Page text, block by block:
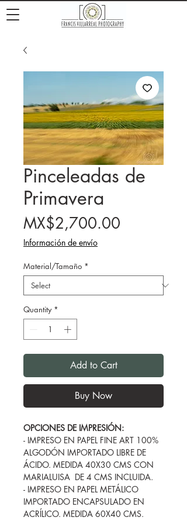
Pinceleadas de
Primavera
MX$2,700.00
Información de envío
Material/Tamaño *
Quantity *
Add to Cart
Buy Now
OPCIONES DE IMPRESIÓN:
- IMPRESO EN PAPEL FINE ART 100%
ALGODÓN IMPORTADO LIBRE DE
ÁCIDO. MEDIDA 40X30 CMS CON
MARIALUISA DE 4 CMS INCLUIDA.
- IMPRESO EN PAPEL METÁLICO
IMPORTADO ENCAPSULADO EN
ACRÍLICO. MEDIDA 60X40 CMS.